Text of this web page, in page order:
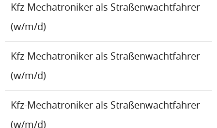
Kfz-Mechatroniker als Straßenwachtfahrer
(w/m/d)
Kfz-Mechatroniker als Straßenwachtfahrer
(w/m/d)
Kfz-Mechatroniker als Straßenwachtfahrer
(w/m/d)